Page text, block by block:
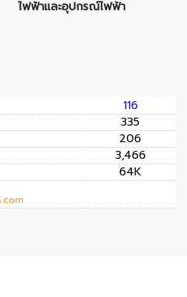
ไฟฟ้าและอุปกรณ์ไฟฟ้า
116
335
206
3,466
64K